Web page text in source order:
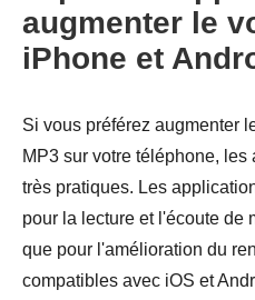
augmenter le
iPhone et
Si vous préférez augmenter
MP3 sur votre téléphone,
très pratiques. Les
pour la lecture et l'écoute de
que pour l'amélioration du
compatibles avec iOS et